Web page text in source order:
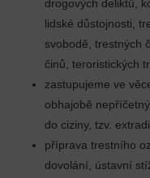
drogových deliktů,
lidské důstojnosti,
svobodě, trestných
činů, teroristických
zastupujeme ve
obhajobě
do ciziny, tzv.
příprava trestního
dovolání, ústavní